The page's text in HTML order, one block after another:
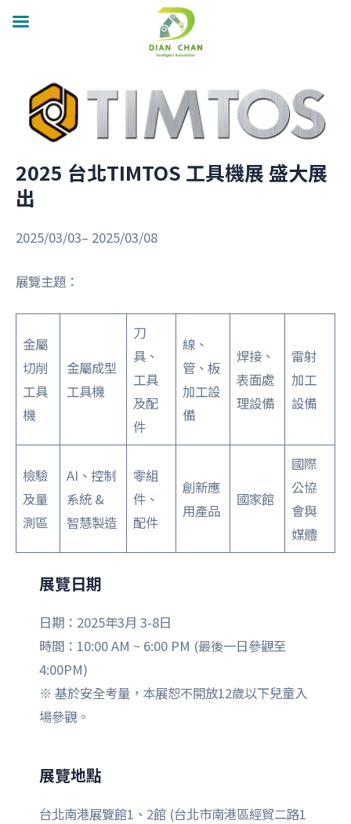
2025 台北TIMTOS 工具機展 盛大展
出
2025/03/03– 2025/03/08
展覽主題：
金屬
切削
工具
機
金屬成型
工具機
刀
具、
工具
及配
件
線、
管、板
加工設
備
焊接、
表面處
理設備
雷射
加工
設備
檢驗
及量
測區
AI、控制
系統 &
智慧製造
零組
件、
配件
創新應
用產品
國家館
國際
公協
會與
媒體
展覽日期
日期：2025年3月 3-8日
時間：10:00 AM ~ 6:00 PM (最後一日參觀至
4:00PM)
※ 基於安全考量，本展恕不開放12歲以下兒童入
場參觀。
展覽地點
台北南港展覽館1、2館 (台北市南港區經貿二路1